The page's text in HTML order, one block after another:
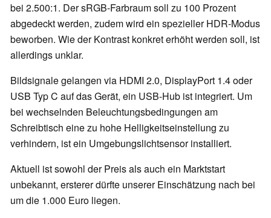
bei 2.500:1. Der sRGB-Farbraum soll zu 100 Prozent
abgedeckt werden, zudem wird ein spezieller HDR-Modus
beworben. Wie der Kontrast konkret erhöht werden soll, ist
allerdings unklar.
Bildsignale gelangen via HDMI 2.0, DisplayPort 1.4 oder
USB Typ C auf das Gerät, ein USB-Hub ist integriert. Um
bei wechselnden Beleuchtungsbedingungen am
Schreibtisch eine zu hohe Helligkeitseinstellung zu
verhindern, ist ein Umgebungslichtsensor installiert.
Aktuell ist sowohl der Preis als auch ein Marktstart
unbekannt, ersterer dürfte unserer Einschätzung nach bei
um die 1.000 Euro liegen.